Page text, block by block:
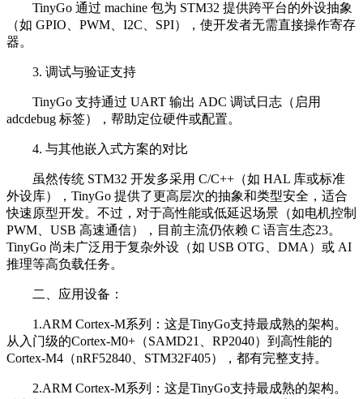
TinyGo 通过 machine 包为 STM32 提供跨平台的外设抽象
（如 GPIO PWM I2C SPI），使开发者无需直接操作寄存
器。
3. 调试与验证支持
TinyGo 支持通过 UART 输出 ADC 调试日志（启用
adcdebug 标签），帮助定位硬件或配置。
4. 与其他嵌入式方案的对比
虽然传统 STM32 开发多采用 C/C++ （如 HAL 库或标准
外设库）， TinyGo 提供了更高层次的抽象和类型安全，适合
快速原型开发。不过，对于高性能或低延迟场景（如电机控制
PWM
USB 高速通信），目前主流仍依赖 C 语言生态23。
TinyGo 尚未广泛用于复杂外设（如 USB OTG DMA ）或 AI
推理等高负载任务。
二、应用设备：
1.ARM Cortex-M系列：这是TinyGo支持最成熟的架构。
从入门级的Cortex-M0+ （SAMD21 RP2040）到高性能的
Cortex-M4 （nRF52840 STM32F405），都有完整支持。
2.ARM Cortex-M系列：这是TinyGo支持最成熟的架构。